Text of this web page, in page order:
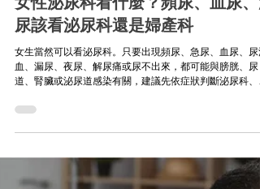
女性泌尿
女性泌尿科看什麼？頻尿、血尿、
尿該看泌尿科還是婦產科
女生當然可以看泌尿科。只要出現頻尿、急尿、血尿、尿
血、漏尿、夜尿、解尿痛或尿不出來，都可能與膀胱、尿
產科或腎臟科，必要時由醫師安排尿液檢查與進一步評估